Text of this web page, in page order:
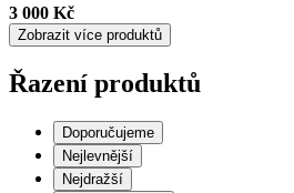
3 000 Kč
Zobrazit více produktů
Řazení produktů
Doporučujeme
Nejlevnější
Nejdražší